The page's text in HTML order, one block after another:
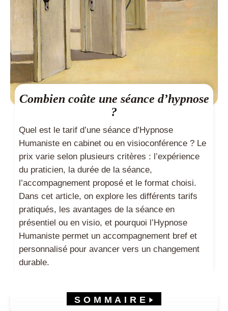
Combien coûte une séance d’hypnose
?
Quel est le tarif d’une séance d’Hypnose
Humaniste en cabinet ou en visioconférence ? Le
prix varie selon plusieurs critères : l’expérience
du praticien, la durée de la séance,
l’accompagnement proposé et le format choisi.
Dans cet article, on explore les différents tarifs
pratiqués, les avantages de la séance en
présentiel ou en visio, et pourquoi l’Hypnose
Humaniste permet un accompagnement bref et
personnalisé pour avancer vers un changement
durable.
SOMMAIRE
Quel est le prix d’une séance d’hypnose ?